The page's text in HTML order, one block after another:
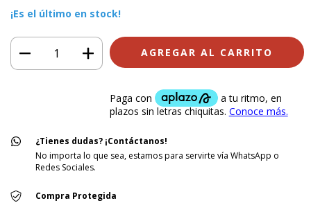
¡Es el último en stock!
¿Tienes dudas? ¡Contáctanos!
No importa lo que sea, estamos para servirte vía WhatsApp o
Redes Sociales.
Compra Protegida